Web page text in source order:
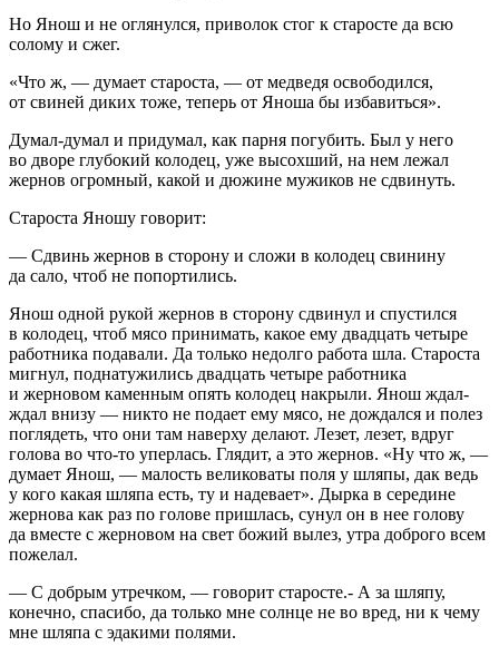
Но Янош и не оглянулся, приволок стог к старосте да всю
солому и сжег.
«Что ж, — думает староста, — от медведя освободился,
от свиней диких тоже, теперь от Яноша бы избавиться».
Думал-думал и придумал, как парня погубить. Был у него
во дворе глубокий колодец, уже высохший, на нем лежал
жернов огромный, какой и дюжине мужиков не сдвинуть.
Староста Яношу говорит:
— Сдвинь жернов в сторону и сложи в колодец свинину
да сало, чтоб не попортились.
Янош одной рукой жернов в сторону сдвинул и спустился
в колодец, чтоб мясо принимать, какое ему двадцать четыре
работника подавали. Да только недолго работа шла. Староста
мигнул, поднатужились двадцать четыре работника
и жерновом каменным опять колодец накрыли. Янош ждал-
ждал внизу — никто не подает ему мясо, не дождался и полез
поглядеть, что они там наверху делают. Лезет, лезет, вдруг
голова во что-то уперлась. Глядит, а это жернов. «Ну что ж, —
думает Янош, — малость великоваты поля у шляпы, дак ведь
у кого какая шляпа есть, ту и надевает». Дырка в середине
жернова как раз по голове пришлась, сунул он в нее голову
да вместе с жерновом на свет божий вылез, утра доброго всем
пожелал.
— С добрым утречком, — говорит старосте.- А за шляпу,
конечно, спасибо, да только мне солнце не во вред, ни к чему
мне шляпа с эдакими полями.